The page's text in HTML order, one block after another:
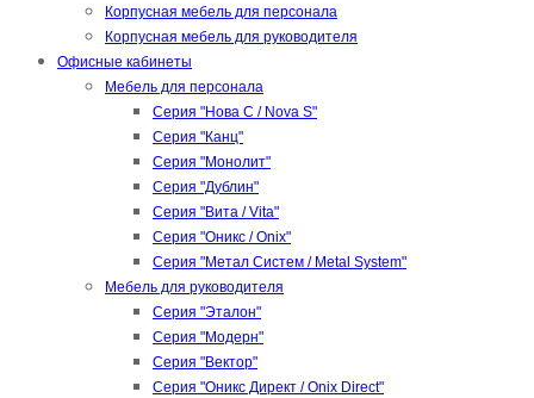
Корпусная мебель для персонала
Корпусная мебель для руководителя
Офисные кабинеты
Мебель для персонала
Серия "Нова С / Nova S"
Серия "Канц"
Серия "Монолит"
Серия "Дублин"
Серия "Вита / Vita"
Серия "Оникс / Onix"
Серия "Метал Систем / Metal System"
Мебель для руководителя
Серия "Эталон"
Серия "Модерн"
Серия "Вектор"
Серия "Оникс Директ / Onix Direct"